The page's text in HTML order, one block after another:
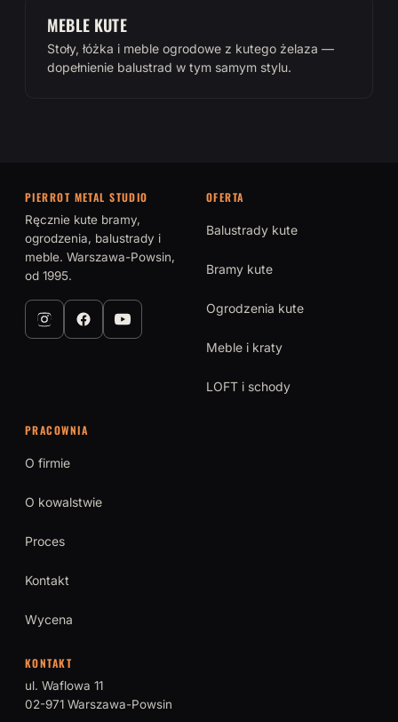
MEBLE KUTE
Stoły, łóżka i meble ogrodowe z kutego żelaza —
dopełnienie balustrad w tym samym stylu.
PIERROT METAL STUDIO
Ręcznie kute bramy,
ogrodzenia, balustrady i
meble. Warszawa-Powsin,
od 1995.
OFERTA
Balustrady kute
Bramy kute
Ogrodzenia kute
Meble i kraty
LOFT i schody
PRACOWNIA
O firmie
O kowalstwie
Proces
Kontakt
Wycena
KONTAKT
ul. Waflowa 11
02-971 Warszawa-Powsin